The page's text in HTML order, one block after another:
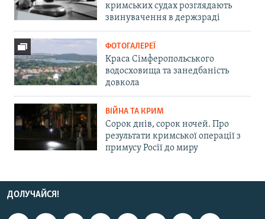
кримських судах розглядають
звинувачення в держзраді
ФОТОГАЛЕРЕЇ
Краса Сімферопольського
водосховища та занедбаність
довкола
ВІЙНА ТА КРИМ
Сорок днів, сорок ночей. Про
результати кримської операції з
примусу Росії до миру
ДОЛУЧАЙСЯ!